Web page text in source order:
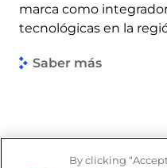
marca como
tecnológicas en la
Saber más
By clicking